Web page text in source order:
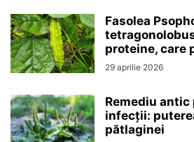
Fasolea
proteine, care
29 aprilie 2026
Remediu
infecții:
pătlaginei